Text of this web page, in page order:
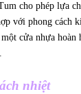
cho phép lựa
với phong cách
cửa nhựa hoàn
nhiệt